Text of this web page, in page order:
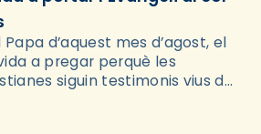
d’aquest mes d’agost, el
a pregar perquè les
siguin testimonis vius de